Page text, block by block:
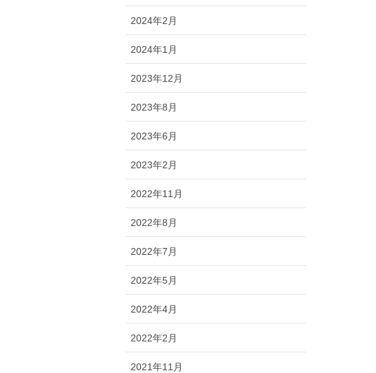
2024年2月
2024年1月
2023年12月
2023年8月
2023年6月
2023年2月
2022年11月
2022年8月
2022年7月
2022年5月
2022年4月
2022年2月
2021年11月